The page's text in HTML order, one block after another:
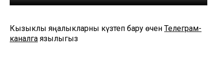
Кызыклы яңалыкларны күзәтеп бару өчен Телеграм-
каналга язылыгыз